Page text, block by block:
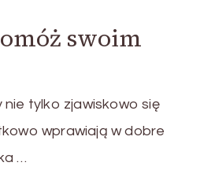
swoim
tylko zjawiskowo się
wprawiają w dobre
…